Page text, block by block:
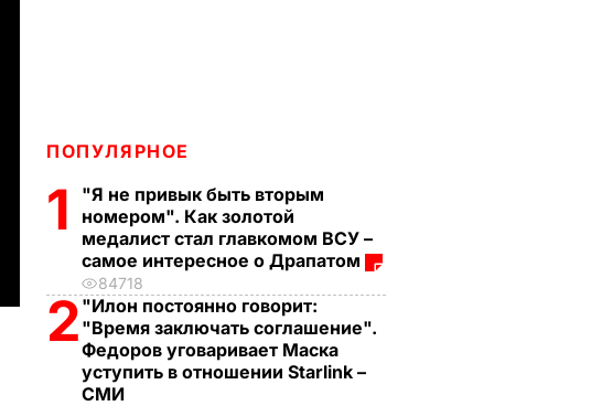
ПОПУЛЯРНОЕ
1
"Я не привык быть вторым
номером". Как золотой
медалист стал главкомом ВСУ –
самое интересное о Драпатом
84718
2 "Илон постоянно говорит:
"Время заключать соглашение".
Федоров уговаривает Маска
уступить в отношении Starlink –
СМИ